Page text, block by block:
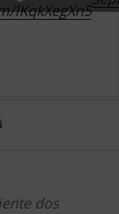
lKqkXegXn5
dos